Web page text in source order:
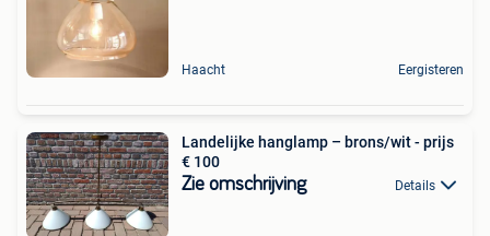
Haacht Eergisteren
Landelijke hanglamp – brons/wit - prijs
€ 100
Zie omschrijving Details